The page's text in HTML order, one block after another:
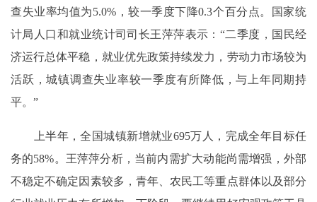
查失业率均值为5.0%，较一季度下降0.3个百分点。国家统
计局人口和就业统计司司长王萍萍表示：“二季度，国民经
济运行总体平稳，就业优先政策持续发力，劳动力市场较为
活跃，城镇调查失业率较一季度有所降低，与上年同期持
平。”
上半年，全国城镇新增就业695万人，完成全年目标任
务的58%。王萍萍分析，当前内需扩大动能尚需增强，外部
不稳定不确定因素较多，青年、农民工等重点群体以及部分